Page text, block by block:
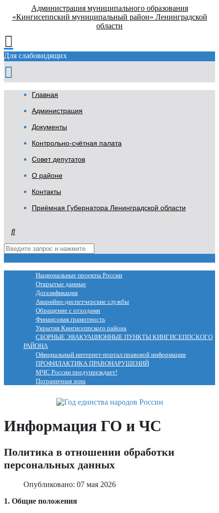
Администрация муниципального образования
«Кингисеппский муниципальный район» Ленинградской
области
Для слабовидящих
Главная
Администрация
Документы
Контрольно-счётная палата
Совет депутатов
О районе
Контакты
Приёмная Губернатора Ленинградской области
Национальные проекты России
Открытые данные
Догазификация
Аварийно-диспетчерские службы
Обращение с отходами
Финансовая грамотность
Укрытия Кингисеппского района
СБОРНЫЕ ЭВАКУАЦИОННЫЕ ПУНКТЫ КИНГИСЕППСКОГО
РАЙОНА
Официальный интернет-портал правовой информации
ПРОФИЛАКТИКА ПРАВОНАРУШЕНИЙ
МЧС России предупреждает!
Пограничная зона
Информация ГО и ЧС
Политика в отношении обработки
персональных данных
Опубликовано: 07 мая 2026
1. Общие положения